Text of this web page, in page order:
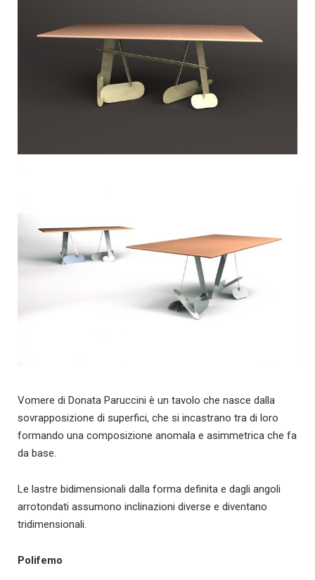
Vomere di Donata Paruccini è un tavolo che nasce dalla
sovrapposizione di superfici, che si incastrano tra di loro
formando una composizione anomala e asimmetrica che fa
da base.
Le lastre bidimensionali dalla forma definita e dagli angoli
arrotondati assumono inclinazioni diverse e diventano
tridimensionali.
Polifemo